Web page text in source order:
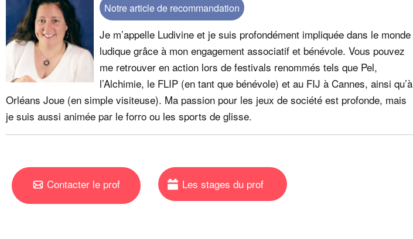
Notre article de recommandation
Je m’appelle Ludivine et je suis profondément impliquée dans le monde
ludique grâce à mon engagement associatif et bénévole. Vous pouvez
me retrouver en action lors de festivals renommés tels que Pel,
l’Alchimie, le FLIP (en tant que bénévole) et au FIJ à Cannes, ainsi qu’à
Orléans Joue (en simple visiteuse). Ma passion pour les jeux de société est profonde, mais
je suis aussi animée par le forro ou les sports de glisse.
Contacter le prof